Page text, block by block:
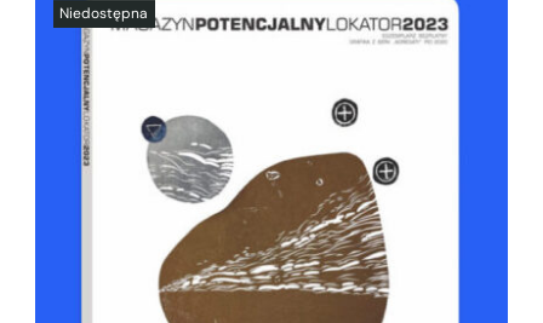
SZCZEGÓŁY